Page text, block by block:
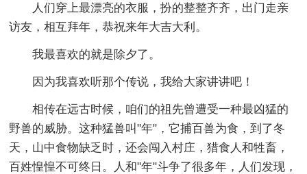
人们穿上最漂亮的衣服，扮的整整齐齐，出门走亲
访友，相互拜年，恭祝来年大吉大利。
我最喜欢的就是除夕了。
因为我喜欢听那个传说，我给大家讲讲吧！
相传在远古时候，咱们的祖先曾遭受一种最凶猛的
野兽的威胁。这种猛兽叫"年"，它捕百兽为食，到了冬
天，山中食物缺乏时，还会闯入村庄，猎食人和牲畜，
百姓惶惶不可终日。人和"年"斗争了很多年，人们发现，